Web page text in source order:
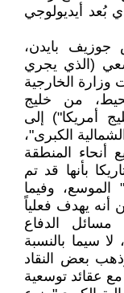
بُعد أيديولوجي
جوزيف بايدن،
(الذي يجري
وزارة الخارجية
من خليج
أمريكا") إلى
الكبرى"،
المنطقة
بأنها قد تم
الموسع، وفيما
أنه يهدف فعلياً
مسائل الدفاع
لا سيما بالنسبة
بعض النقاد
عقائد توسعية